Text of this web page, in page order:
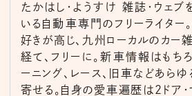
たかはし・ようすけ 雑誌・ウェ
いる自動車専門のフリーライター
好きが高じ、九州ローカルのカー
経て、フリーに。新車情報はもち
ーニング、レース、旧車などあら
寄せる。自身の愛車遍歴は2ドア